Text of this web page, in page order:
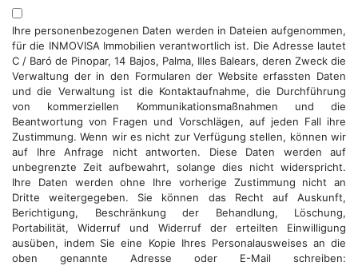
Ihre personenbezogenen Daten werden in Dateien aufgenommen,
für die INMOVISA Immobilien verantwortlich ist. Die Adresse lautet
C / Baró de Pinopar, 14 Bajos, Palma, Illes Balears, deren Zweck die
Verwaltung der in den Formularen der Website erfassten Daten
und die Verwaltung ist die Kontaktaufnahme, die Durchführung
von kommerziellen Kommunikationsmaßnahmen und die
Beantwortung von Fragen und Vorschlägen, auf jeden Fall ihre
Zustimmung. Wenn wir es nicht zur Verfügung stellen, können wir
auf Ihre Anfrage nicht antworten. Diese Daten werden auf
unbegrenzte Zeit aufbewahrt, solange dies nicht widerspricht.
Ihre Daten werden ohne Ihre vorherige Zustimmung nicht an
Dritte weitergegeben. Sie können das Recht auf Auskunft,
Berichtigung, Beschränkung der Behandlung, Löschung,
Portabilität, Widerruf und Widerruf der erteilten Einwilligung
ausüben, indem Sie eine Kopie Ihres Personalausweises an die
oben genannte Adresse oder E-Mail schreiben: